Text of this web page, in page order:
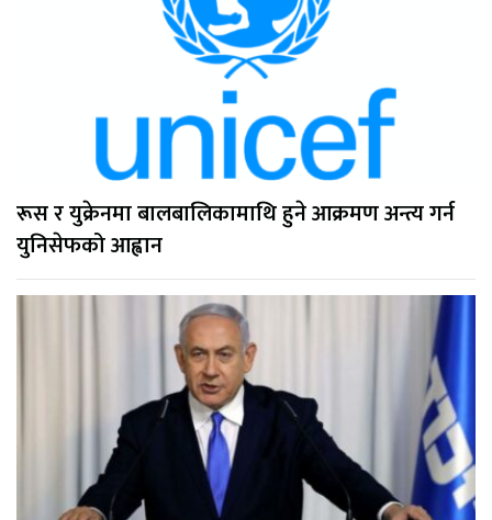
रूस र युक्रेनमा बालबालिकामाथि हुने आक्रमण अन्त्य गर्न
युनिसेफको आह्वान